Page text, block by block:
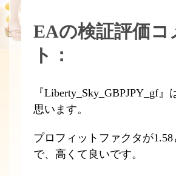
EAの検証評価コ
ト：
『Liberty_Sky_GBPJPY_gf』
思います。
プロフィットファクタが1.58
で、高くて良いです。